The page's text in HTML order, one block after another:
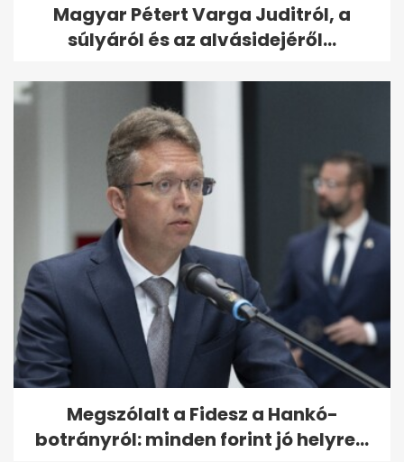
Magyar Pétert Varga Juditról, a
súlyáról és az alvásidejéről...
Megszólalt a Fidesz a Hankó-
botrányról: minden forint jó helyre...